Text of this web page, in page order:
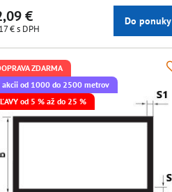
€
€s DPH
Do ponuky
ZDARMA
akcii od 1000 do 2500 metrov
od 5 % až do 25 %